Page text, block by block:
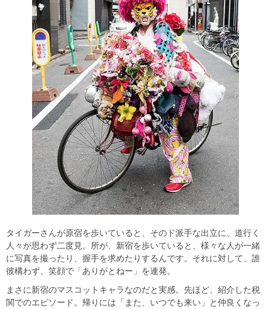
タイガーさんが原宿を歩いていると、そのド派手な出立に、道行く
人々が思わず二度見。所が、新宿を歩いていると、様々な人が一緒
に写真を撮ったり、握手を求めたりするんです。それに対して、誰
彼構わず、笑顔で「ありがとねー」を連発。
まさに新宿のマスコットキャラなのだと実感。先ほど、紹介した税
関でのエピソード。帰りには「また、いつでも来い」と仲良くなっ